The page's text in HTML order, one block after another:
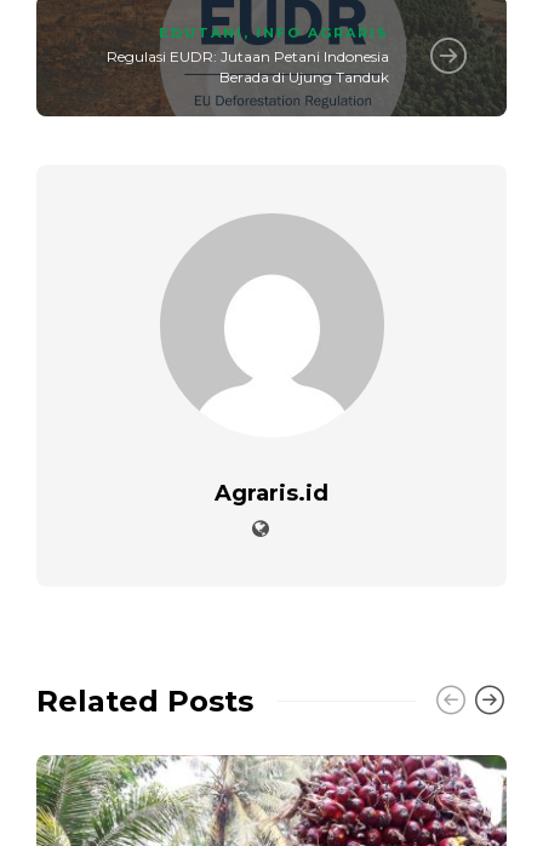
EDUTANI ,INFO AGRARIS
Regulasi EUDR: Jutaan Petani Indonesia
Berada di Ujung Tanduk
Agraris.id
Related Posts